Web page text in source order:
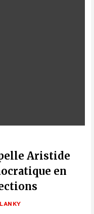
Aristide
en